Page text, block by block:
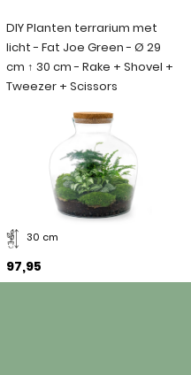
DIY Planten terrarium met
licht - Fat Joe Green - Ø 29
cm ↑ 30 cm - Rake + Shovel +
Tweezer + Scissors
30 cm
97,95